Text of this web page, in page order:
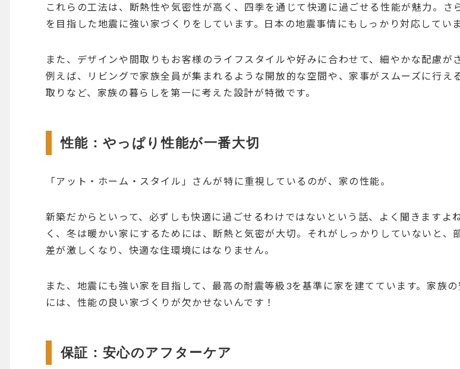
これらの工法は、断熱性や気密性が高く、四季を通じて快適に過ごせる性能が魅力。さ
を目指した地震に強い家づくりをしています。日本の地震事情にもしっかり対応していま
また、デザインや間取りもお客様のライフスタイルや好みに合わせて、細やかな配慮が
例えば、リビングで家族全員が集まれるような開放的な空間や、家事がスムーズに行え
取りなど、家族の暮らしを第一に考えた設計が特徴です。
性能：やっぱり性能が一番大切
「アット・ホーム・スタイル」さんが特に重視しているのが、家の性能。
新築だからといって、必ずしも快適に過ごせるわけではないという話、よく聞きますよ
く、冬は暖かい家にするためには、断熱と気密が大切。それがしっかりしていないと、
差が激しくなり、快適な住環境にはなりません。
また、地震にも強い家を目指して、最高の耐震等級3を基準に家を建てています。家族
には、性能の良い家づくりが欠かせないんです！
保証：安心のアフターケア